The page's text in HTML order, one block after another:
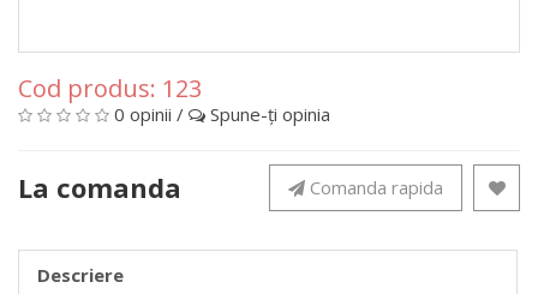
Cod produs: 123
0 opinii / Spune-ţi opinia
La comanda Comanda rapida
Descriere